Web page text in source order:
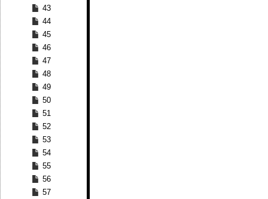
43
44
45
46
47
48
49
50
51
52
53
54
55
56
57